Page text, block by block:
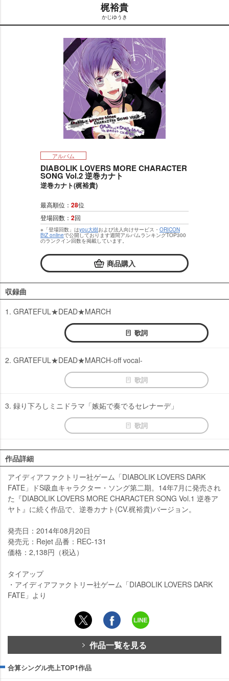
t
e
梶裕貴
かじゆうき
アルバム
DIABOLIK LOVERS MORE CHARACTER
SONG Vol.2 逆巻カナト
逆巻カナト(梶裕貴)
最高順位： 28位
登場回数： 2回
※「登場回数」はyou大樹および法人向けサービス・ ORICON
BiZ onlineで公開しております週間アルバムランキングTOP300
のランクイン回数を掲載しています。
商品購入
収録曲
1. GRATEFUL★DEAD★MARCH
歌詞
2. GRATEFUL★DEAD★MARCH-off vocal-
歌詞
3. 録り下ろしミニドラマ「嫉妬で奏でるセレナーデ」
歌詞
作品詳細
アイディアファクトリー社ゲーム「DIABOLIK LOVERS DARK
FATE」ドS吸血キャラクター・ソング第二期。14年7月に発売され
た『DIABOLIK LOVERS MORE CHARACTER SONG Vol.1 逆巻ア
ヤト』に続く作品で、逆巻カナト(CV.梶裕貴)バージョン。
発売日：2014年08月20日
発売元：Rejet 品番：REC-131
価格：2,138円（税込）
タイアップ
・アイディアファクトリー社ゲーム「DIABOLIK LOVERS DARK
FATE」より
作品一覧を見る
合算シングル売上TOP1作品